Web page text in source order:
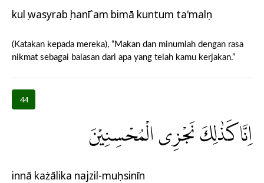
kulụ wasyrabụ hanī`am bimā kuntum ta'malụn
(Katakan kepada mereka), “Makan dan minumlah dengan rasa
nikmat sebagai balasan dari apa yang telah kamu kerjakan.”
44
اِنَّا كَذٰلِكَ نَجْزِى الْمُحْسِنِيْنَ
innā każālika najzil-muḥsinīn